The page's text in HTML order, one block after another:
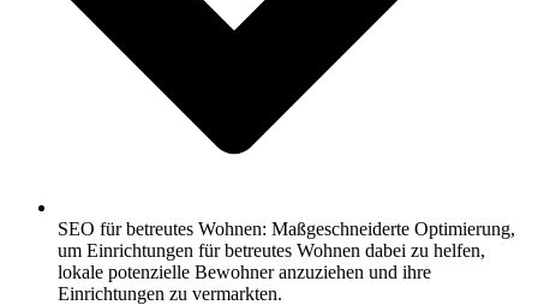
SEO für betreutes Wohnen: Maßgeschneiderte Optimierung,
um Einrichtungen für betreutes Wohnen dabei zu helfen,
lokale potenzielle Bewohner anzuziehen und ihre
Einrichtungen zu vermarkten.